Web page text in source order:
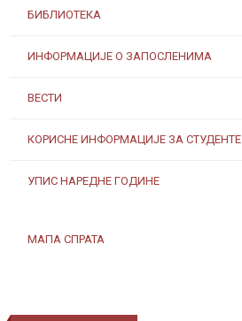
БИБЛИОТЕКА
ИНФОРМАЦИЈЕ О ЗАПОСЛЕНИМА
ВЕСТИ
КОРИСНЕ ИНФОРМАЦИЈЕ ЗА СТУДЕНТЕ
УПИС НАРЕДНЕ ГОДИНЕ
МАПА СПРАТА